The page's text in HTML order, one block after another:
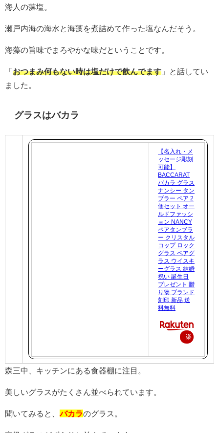
海人の藻塩。
瀬戸内海の海水と海藻を煮詰めて作った塩なんだそう。
海藻の旨味でまろやかな味だということです。
「 おつまみ何もない時は塩だけで飲んでます 」と話してい
ました。
グラスはバカラ
【名入れ・メ
ッセージ彫刻
可能】
BACCARAT
バカラ グラス
ナンシー タン
ブラー ペア 2
個セット オー
ルドファッシ
ョン NANCY
ペアタンブラ
ー クリスタル
コップ ロック
グラス ペアグ
ラス ウイスキ
ーグラス 結婚
祝い 誕生日
プレゼント 贈
り物 ブランド
刻印 新品 送
料無料
楽
で
森三中、キッチンにある食器棚に注目。
美しいグラスがたくさん並べられています。
聞いてみると、 バカラのグラス。